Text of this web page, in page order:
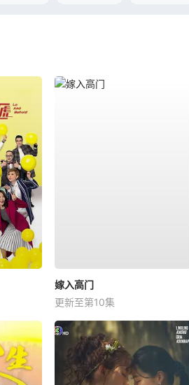
嫁入高门
更新至第10集